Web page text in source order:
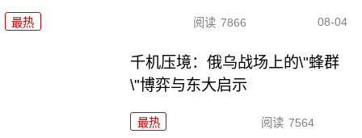
最热 阅读 7866 08-04
千机压境：俄乌战场上的\"蜂群
\"博弈与东大启示
最热 阅读 7564